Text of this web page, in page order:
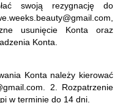
swoją rezygnację do
usunięcie Konta oraz
Konta.
Konta należy kierować
2. Rozpatrzenie
w terminie do 14 dni.